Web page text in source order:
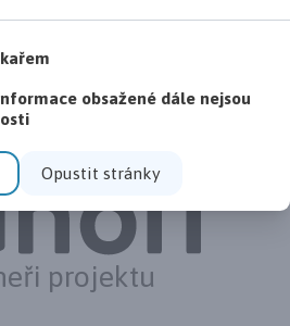
inzerce
projektu
obsažené dále nejsou
Opustit stránky